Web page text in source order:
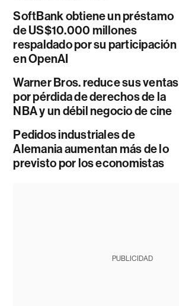
SoftBank obtiene un préstamo
de US$10.000 millones
respaldado por su participación
en OpenAI
Warner Bros. reduce sus ventas
por pérdida de derechos de la
NBA y un débil negocio de cine
Pedidos industriales de
Alemania aumentan más de lo
previsto por los economistas
PUBLICIDAD